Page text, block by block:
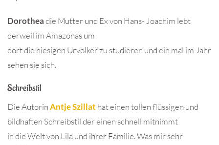
Dorotheadie Mutter und Ex von Hans- Joachim lebt
derweil im Amazonas um
dort die hiesigen Urvölker zu studieren und ein mal im Jahr
sehen sie sich.
Schreibstil
Die AutorinAntje Szillat hat einen tollen flüssigen und
bildhaften Schreibstil der einen schnell mitnimmt
in die Welt von Lila und ihrer Familie. Was mir sehr